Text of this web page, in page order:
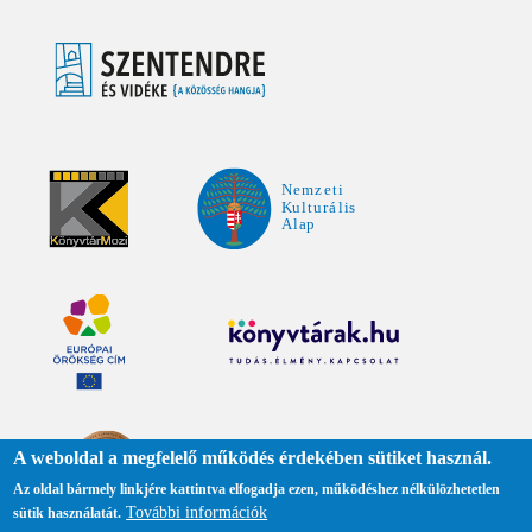
A weboldal a megfelelő működés érdekében sütiket használ.
Az oldal bármely linkjére kattintva elfogadja ezen, működéshez nélkülözhetetlen
sütik használatát. További információk